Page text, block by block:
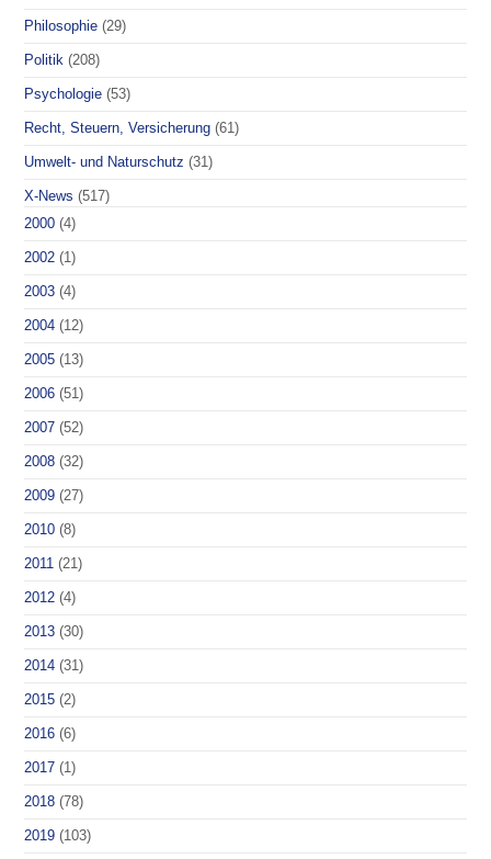
Philosophie (29)
Politik (208)
Psychologie (53)
Recht, Steuern, Versicherung (61)
Umwelt- und Naturschutz (31)
X-News (517)
2000 (4)
2002 (1)
2003 (4)
2004 (12)
2005 (13)
2006 (51)
2007 (52)
2008 (32)
2009 (27)
2010 (8)
2011 (21)
2012 (4)
2013 (30)
2014 (31)
2015 (2)
2016 (6)
2017 (1)
2018 (78)
2019 (103)